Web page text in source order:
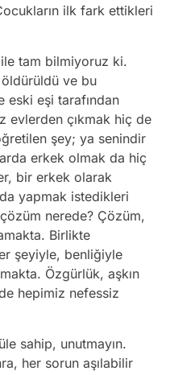
ilk fark ettikleri
tam bilmiyoruz ki.
öldürüldü ve bu
eski eşi tarafından
evlerden çıkmak hiç de
şey; ya senindir
erkek olmak da hiç
bir erkek olarak
yapmak istedikleri
nerede? Çözüm,
Birlikte
şeyiyle, benliğiyle
Özgürlük, aşkın
hepimiz nefessiz
sahip, unutmayın.
her sorun aşılabilir